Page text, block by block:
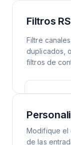
Filtros
Filtre
duplicados,
filtros de
Modifique el
de las